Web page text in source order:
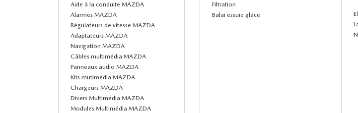
Aide à la conduite MAZDA
Alarmes MAZDA
Régulateurs de vitesse MAZDA
Adaptateurs MAZDA
Navigation MAZDA
Câbles multimédia MAZDA
Panneaux audio MAZDA
Kits mutimédia MAZDA
Chargeurs MAZDA
Divers Multimédia MAZDA
Modules Multimédia MAZDA
Filtration
Balai essuie glace